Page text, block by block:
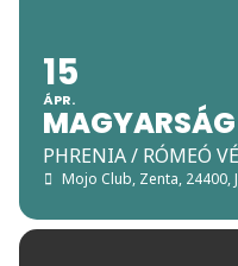
15
ÁPR.
PHRENIA / RÓMEÓ
Mojo Club, Zenta, 24400,